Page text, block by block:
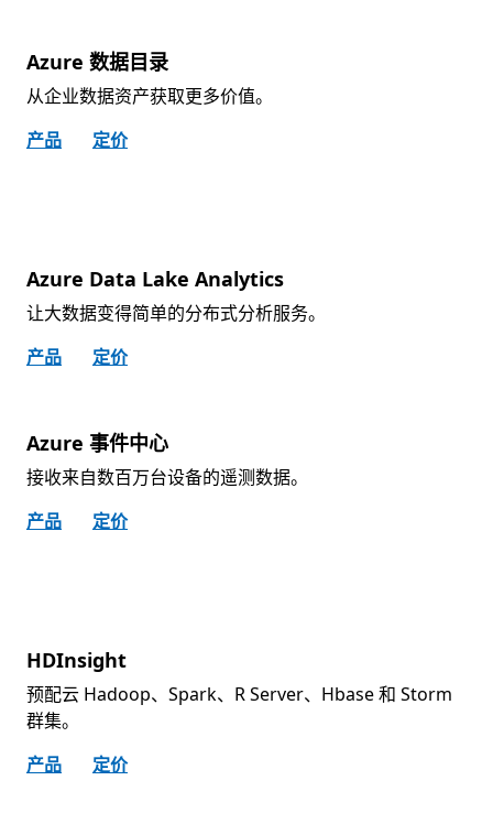
Azure 数据目录
从企业数据资产获取更多价值。
产品
定价
Azure Data Lake Analytics
让大数据变得简单的分布式分析服务。
产品
定价
Azure 事件中心
接收来自数百万台设备的遥测数据。
产品
定价
HDInsight
预配云 Hadoop、Spark、R Server、Hbase 和 Storm
群集。
产品
定价